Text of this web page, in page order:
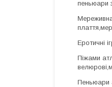
пеньюари
Еротичні
Піжами
Пеньюари